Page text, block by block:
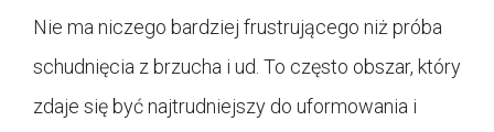
Nie ma niczego bardziej frustrującego niż próba
schudnięcia z brzucha i ud. To często obszar, który
zdaje się być najtrudniejszy do uformowania i